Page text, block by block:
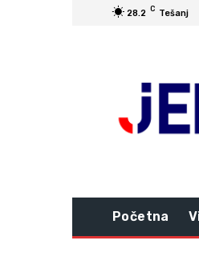
28.2 C Tešanj
Početna